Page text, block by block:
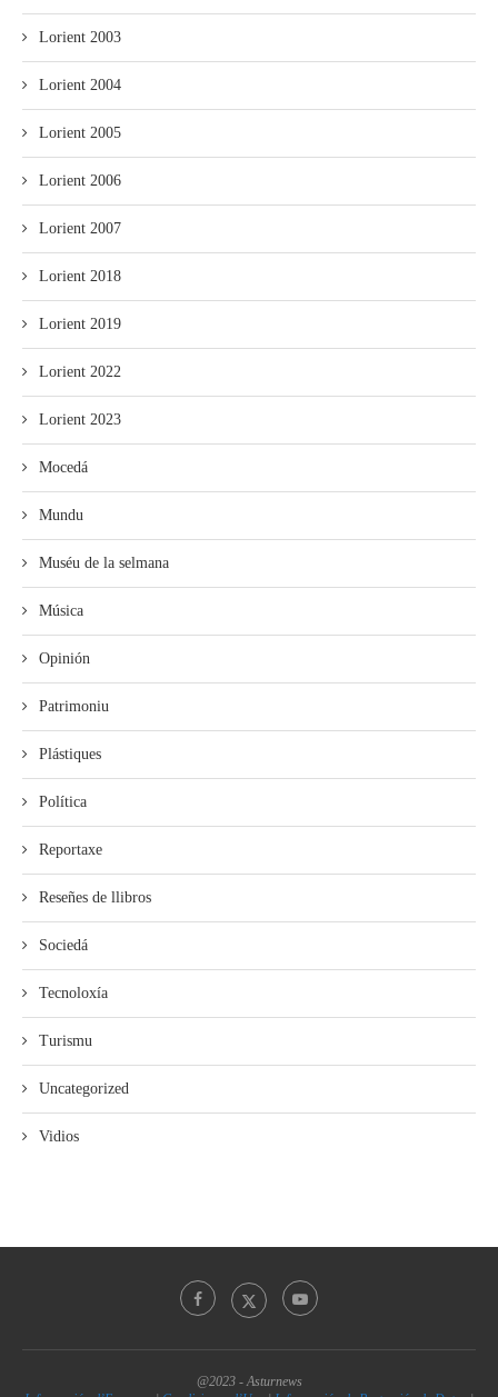
Lorient 2003
Lorient 2004
Lorient 2005
Lorient 2006
Lorient 2007
Lorient 2018
Lorient 2019
Lorient 2022
Lorient 2023
Mocedá
Mundu
Muséu de la selmana
Música
Opinión
Patrimoniu
Plástiques
Política
Reportaxe
Reseñes de llibros
Sociedá
Tecnoloxía
Turismu
Uncategorized
Vidios
@2023 - Asturnews